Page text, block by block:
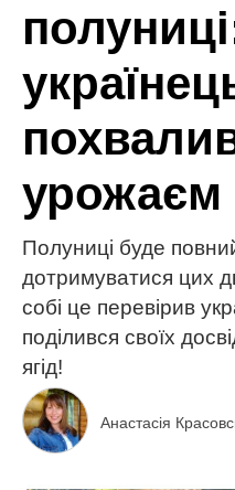
урожаєм
Полуниці буде
дотримуватися цих
собі це перевірив
поділився своїх
ягід!
Анастасія